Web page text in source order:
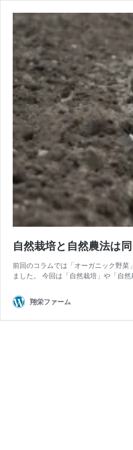
自然栽培と自然農法は
前回のコラムでは「オーガニック野菜
ました。 今回は「自然栽培」や「自
翔栄ファーム